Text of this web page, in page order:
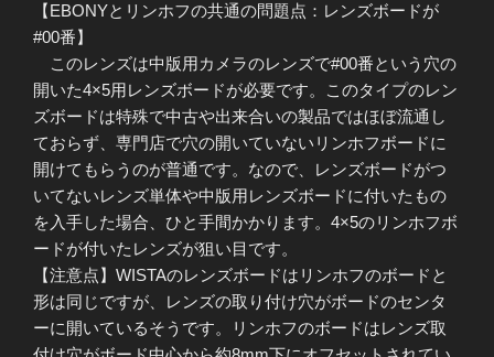
【EBONYとリンホフの共通の問題点：レンズボードが
#00番】
このレンズは中版用カメラのレンズで#00番という穴の
開いた4×5用レンズボードが必要です。このタイプのレン
ズボードは特殊で中古や出来合いの製品ではほぼ流通し
ておらず、専門店で穴の開いていないリンホフボードに
開けてもらうのが普通です。なので、レンズボードがつ
いてないレンズ単体や中版用レンズボードに付いたもの
を入手した場合、ひと手間かかります。4×5のリンホフボ
ードが付いたレンズが狙い目です。
【注意点】WISTAのレンズボードはリンホフのボードと
形は同じですが、レンズの取り付け穴がボードのセンタ
ーに開いているそうです。リンホフのボードはレンズ取